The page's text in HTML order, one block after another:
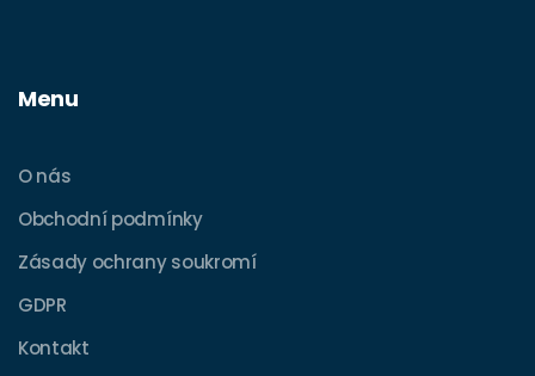
Menu
O nás
Obchodní podmínky
Zásady ochrany soukromí
GDPR
Kontakt